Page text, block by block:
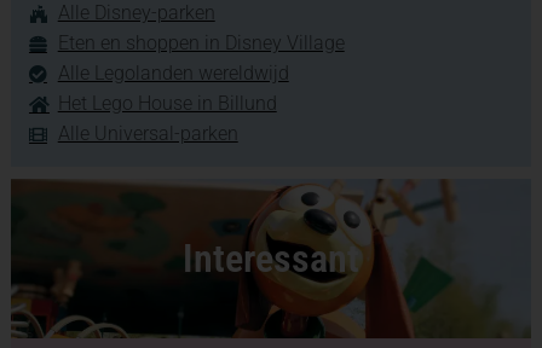
Alle Disney-parken
Eten en shoppen in Disney Village
Alle Legolanden wereldwijd
Het Lego House in Billund
Alle Universal-parken
Interessant